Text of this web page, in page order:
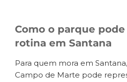
Como o parque
rotina em Santana
Para quem mora em
Campo de Marte pode